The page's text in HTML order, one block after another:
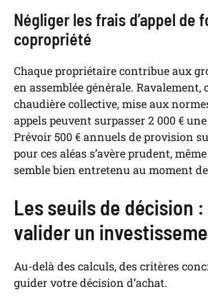
Négliger les frais d’appel de
copropriété
Chaque propriétaire contribue aux
en assemblée générale. Ravalement,
chaudière collective, mise aux
appels peuvent surpasser 2 000 €
Prévoir 500 € annuels de provision
pour ces aléas s’avère prudent,
semble bien entretenu au moment de
Les seuils de décision
valider un
Au-delà des calculs, des critères
guider votre décision d’achat.